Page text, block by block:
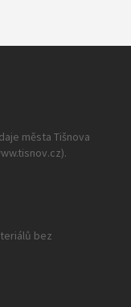
města Tišnova
bez